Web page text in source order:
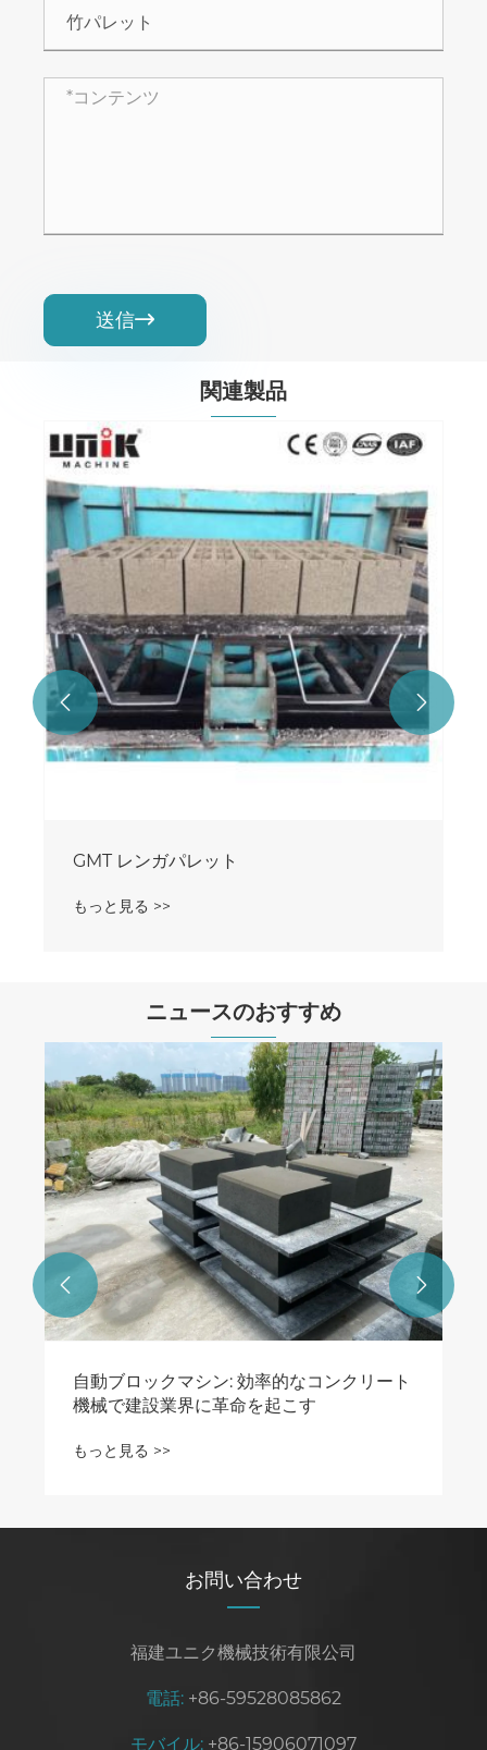
送信
関連製品
GMTブロックパレット
もっと見る >>
 
ニュースのおすすめ
自動ブロックマシンでコンクリート生産を
最大化
もっと見る >>
 
お問い合わせ
福建ユニク機械技術有限公司
電話: +86-59528085862
モバイル: +86-15906071097